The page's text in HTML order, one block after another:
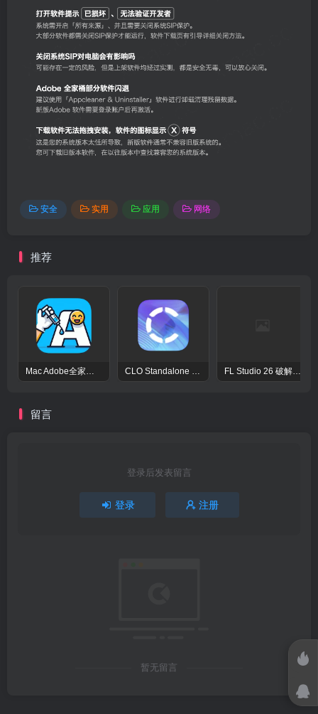
安全 实用 应用 网络
推荐
留言
登录后发表留言
登录 注册
暂无留言